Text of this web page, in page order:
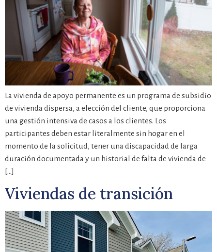
La vivienda de apoyo permanente es un programa de subsidio
de vivienda dispersa, a elección del cliente, que proporciona
una gestión intensiva de casos a los clientes. Los
participantes deben estar literalmente sin hogar en el
momento de la solicitud, tener una discapacidad de larga
duración documentada y un historial de falta de vivienda de
[…]
Viviendas de transición